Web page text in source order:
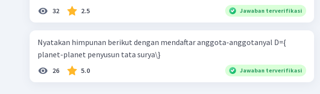
32 2.5 Jawaban terverifikasi
Nyatakan himpunan berikut dengan mendaftar anggota-anggotanyal D={
planet-planet penyusun tata surya\}
26 5.0 Jawaban terverifikasi